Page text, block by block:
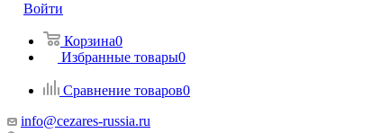
Войти
Корзина0
Избранные товары0
Сравнение товаров0
info@cezares-russia.ru